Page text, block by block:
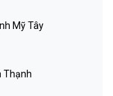
Mỹ Tây
Thạnh